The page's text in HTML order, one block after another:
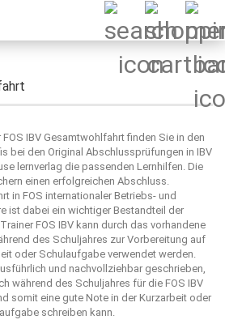
IBV Gesamtwohlfahrt finden Sie in den
bei den Original Abschlussprüfungen in IBV
lernverlag die passenden Lernhilfen. Die
einen erfolgreichen Abschluss.
in FOS internationaler Betriebs- und
ist dabei ein wichtiger Bestandteil der
FOS IBV kann durch das vorhandene
des Schuljahres zur Vorbereitung auf
oder Schulaufgabe verwendet werden.
und nachvollziehbar geschrieben,
während des Schuljahres für die FOS IBV
somit eine gute Note in der Kurzarbeit oder
schreiben kann.